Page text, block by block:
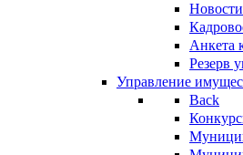
Новости
Анкета
Резерв
Управление
Back